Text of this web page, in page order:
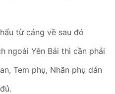
từ cảng về sau đó
ngoài Yên Bái thì cần phải
Tem phụ, Nhãn phụ dán